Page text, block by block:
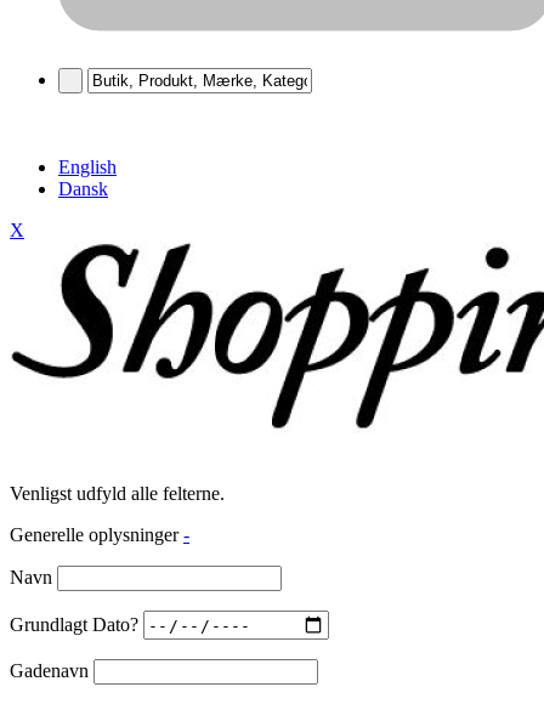
English
Dansk
X
Venligst udfyld alle felterne.
Generelle oplysninger -
Navn
Grundlagt Dato?
Gadenavn